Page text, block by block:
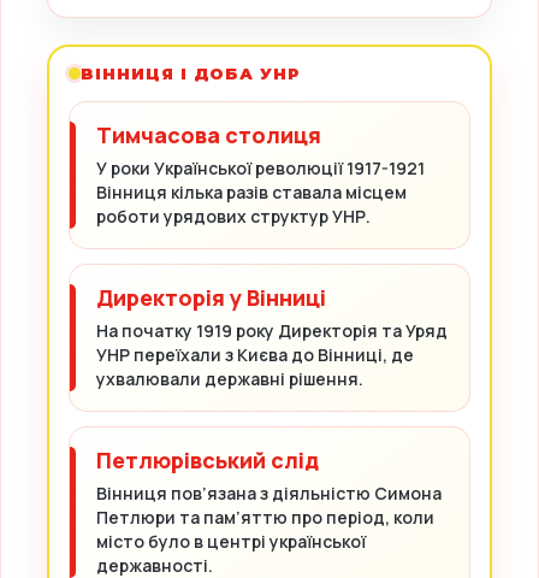
ВІННИЦЯ І ДОБА УНР
Тимчасова столиця
У роки Української революції 1917-1921
Вінниця кілька разів ставала місцем
роботи урядових структур УНР.
Директорія у Вінниці
На початку 1919 року Директорія та Уряд
УНР переїхали з Києва до Вінниці, де
ухвалювали державні рішення.
Петлюрівський слід
Вінниця пов’язана з діяльністю Симона
Петлюри та пам’яттю про період, коли
місто було в центрі української
державності.